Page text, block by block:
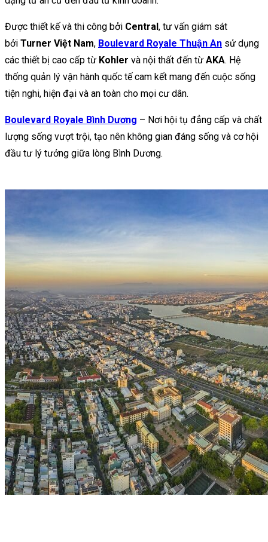
Được thiết kế và thi công bởi Central , tư vấn giám sát
bởi Turner Việt Nam, Boulevard Royale Thuận An sử dụng
các thiết bị cao cấp từ Kohler và nội thất đến từ AKA. Hệ
thống quản lý vận hành quốc tế cam kết mang đến cuộc sống
tiện nghi, hiện đại và an toàn cho mọi cư dân.
Boulevard Royale Bình Dương – Nơi hội tụ đẳng cấp và chất
lượng sống vượt trội, tạo nên không gian đáng sống và cơ hội
đầu tư lý tưởng giữa lòng Bình Dương.